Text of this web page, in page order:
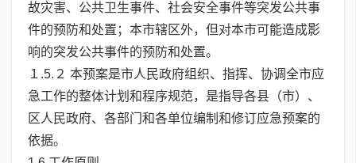
故灾害、公共卫生事件、社会安全事件等突发公共事
件的预防和处置；本市辖区外，但对本市可能造成影
响的突发公共事件的预防和处置。
１.5.２ 本预案是市人民政府组织、指挥、协调全市应
急工作的整体计划和程序规范，是指导各县（市）、
区人民政府、各部门和各单位编制和修订应急预案的
依据。